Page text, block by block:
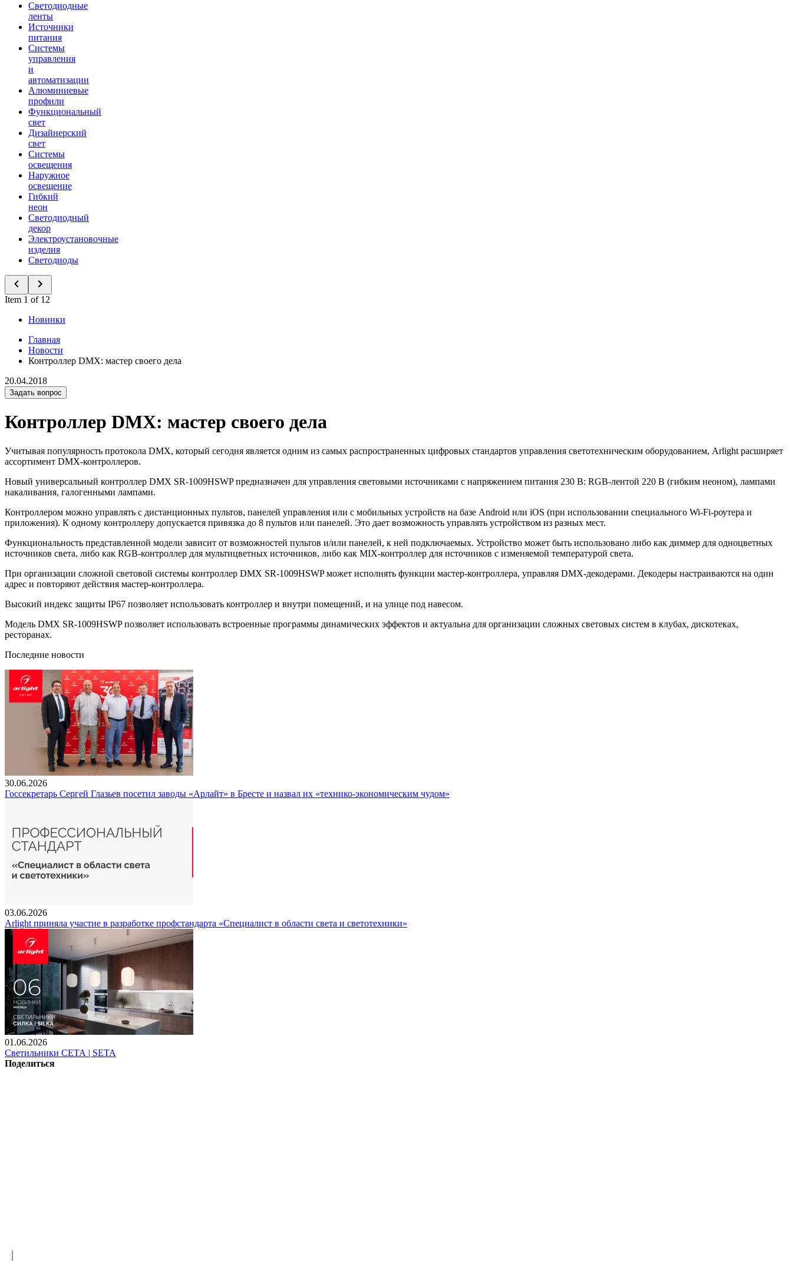
Светодиодные
ленты
Источники
питания
Системы
управления
и
автоматизации
Алюминиевые
профили
Функциональный
свет
Дизайнерский
свет
Системы
освещения
Наружное
освещение
Гибкий
неон
Светодиодный
декор
Электроустановочные
изделия
Светодиоды
Item 1 of 12
Новинки
Главная
Новости
Контроллер DMX: мастер своего дела
20.04.2018
Задать вопрос
Контроллер DMX: мастер своего дела
Учитывая популярность протокола DMX, который сегодня является одним из самых распространенных цифровых стандартов управления светотехническим оборудованием, Arlight расширяет
ассортимент DMX-контроллеров.
Новый универсальный контроллер DMX SR-1009HSWP предназначен для управления световыми источниками с напряжением питания 230 В: RGB-лентой 220 В (гибким неоном), лампами
накаливания, галогенными лампами.
Контроллером можно управлять с дистанционных пультов, панелей управления или с мобильных устройств на базе Android или iOS (при использовании специального Wi-Fi-роутера и
приложения). К одному контроллеру допускается привязка до 8 пультов или панелей. Это дает возможность управлять устройством из разных мест.
Функциональность представленной модели зависит от возможностей пультов и/или панелей, к ней подключаемых. Устройство может быть использовано либо как диммер для одноцветных
источников света, либо как RGB-контроллер для мультицветных источников, либо как MIX-контроллер для источников с изменяемой температурой света.
При организации сложной световой системы контроллер DMX SR-1009HSWP может исполнять функции мастер-контроллера, управляя DMX-декодерами. Декодеры настраиваются на один
адрес и повторяют действия мастер-контроллера.
Высокий индекс защиты IP67 позволяет использовать контроллер и внутри помещений, и на улице под навесом.
Модель DMX SR-1009HSWP позволяет использовать встроенные программы динамических эффектов и актуальна для организации сложных световых систем в клубах, дискотеках,
ресторанах.
Последние новости
30.06.2026
Госсекретарь Сергей Глазьев посетил заводы «Арлайт» в Бресте и назвал их «технико-экономическим чудом»
03.06.2026
Arlight приняла участие в разработке профстандарта «Специалист в области света и светотехники»
01.06.2026
Светильники СЕТА | SETA
Поделиться